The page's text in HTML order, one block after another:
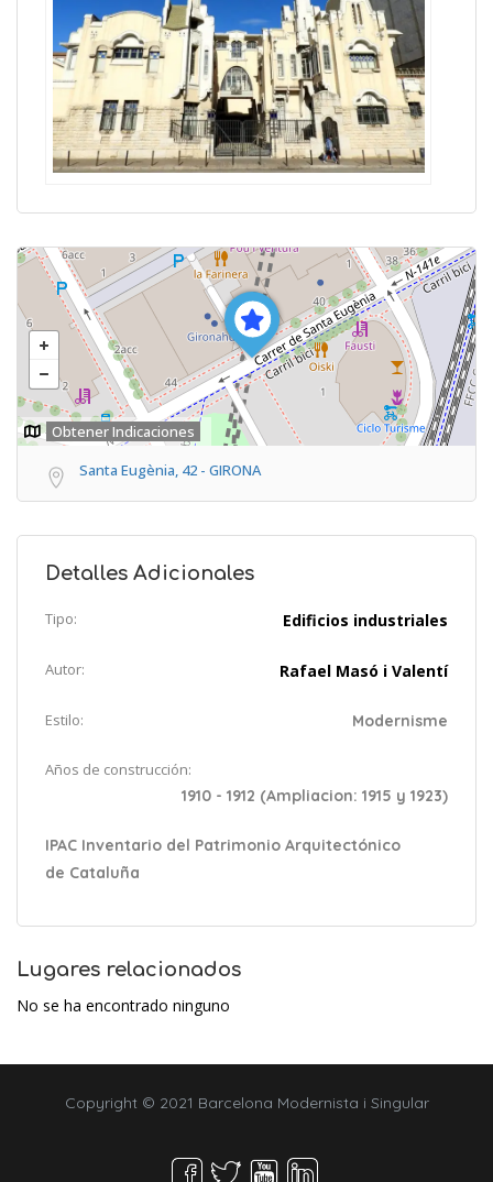
Obtener Indicaciones
Santa Eugènia, 42 - GIRONA
Detalles Adicionales
Tipo: Edificios industriales
Autor: Rafael Masó i Valentí
Estilo: Modernisme
Años de construcción:
1910 - 1912 (Ampliacion: 1915 y 1923)
IPAC Inventario del Patrimonio Arquitectónico
de Cataluña
Lugares relacionados
No se ha encontrado ninguno
Copyright © 2021 Barcelona Modernista i Singular